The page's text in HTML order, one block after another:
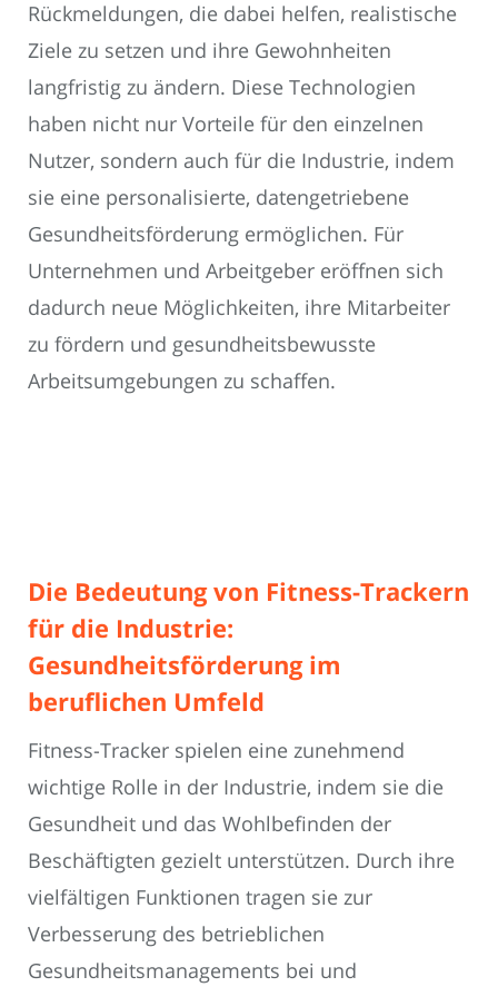
Rückmeldungen, die dabei helfen, realistische
Ziele zu setzen und ihre Gewohnheiten
langfristig zu ändern. Diese Technologien
haben nicht nur Vorteile für den einzelnen
Nutzer, sondern auch für die Industrie, indem
sie eine personalisierte, datengetriebene
Gesundheitsförderung ermöglichen. Für
Unternehmen und Arbeitgeber eröffnen sich
dadurch neue Möglichkeiten, ihre Mitarbeiter
zu fördern und gesundheitsbewusste
Arbeitsumgebungen zu schaffen.
Die Bedeutung von Fitness-Trackern
für die Industrie:
Gesundheitsförderung im
beruflichen Umfeld
Fitness-Tracker spielen eine zunehmend
wichtige Rolle in der Industrie, indem sie die
Gesundheit und das Wohlbefinden der
Beschäftigten gezielt unterstützen. Durch ihre
vielfältigen Funktionen tragen sie zur
Verbesserung des betrieblichen
Gesundheitsmanagements bei und